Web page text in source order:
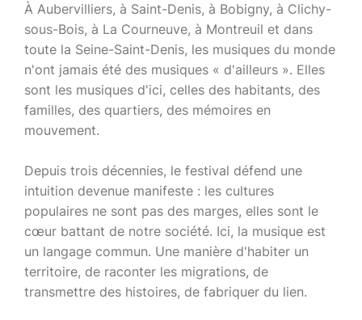
À Aubervilliers, à Saint-Denis, à Bobigny, à Clichy-
sous-Bois, à La Courneuve, à Montreuil et dans
toute la Seine-Saint-Denis, les musiques du monde
n'ont jamais été des musiques « d'ailleurs ». Elles
sont les musiques d'ici, celles des habitants, des
familles, des quartiers, des mémoires en
mouvement.
Depuis trois décennies, le festival défend une
intuition devenue manifeste : les cultures
populaires ne sont pas des marges, elles sont le
cœur battant de notre société. Ici, la musique est
un langage commun. Une manière d'habiter un
territoire, de raconter les migrations, de
transmettre des histoires, de fabriquer du lien.